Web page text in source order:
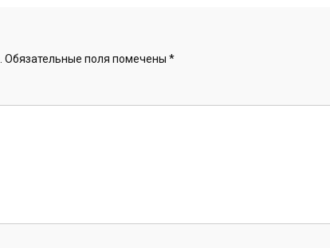
Обязательные поля помечены *